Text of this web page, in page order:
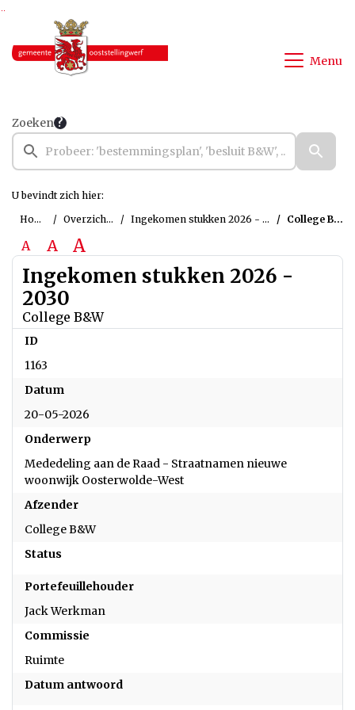
Ga naar de inhoud van deze pagina
Ga naar het zoeken
Ga naar het menu
Menu
Zoeken
U bevindt zich hier:
Home
Overzichten Ingekomen stukken 2026 - 2030 College B&W
A A A
Ingekomen stukken 2026 -
2030
College B&W
ID
1163
Datum
20-05-2026
Onderwerp
Mededeling aan de Raad - Straatnamen nieuwe
woonwijk Oosterwolde-West
Afzender
College B&W
Status
Portefeuillehouder
Jack Werkman
Commissie
Ruimte
Datum antwoord